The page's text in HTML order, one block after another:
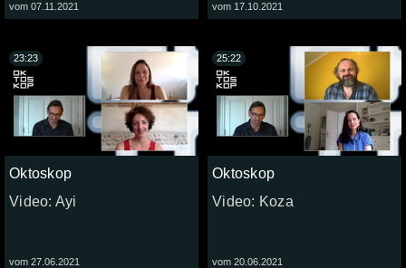
vom 07.11.2021 vom 17.10.2021
Oktoskop
Video: Ayi
vom 27.06.2021
23:23
Oktoskop
Video: Koza
vom 20.06.2021
25:22